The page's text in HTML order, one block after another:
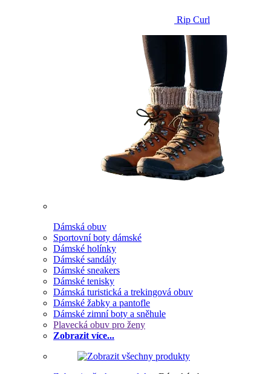
Rip Curl
Dámská obuv
Sportovní boty dámské
Dámské holínky
Dámské sandály
Dámské sneakers
Dámské tenisky
Dámská turistická a trekingová obuv
Dámské žabky a pantofle
Dámské zimní boty a sněhule
Plavecká obuv pro ženy
Zobrazit více...